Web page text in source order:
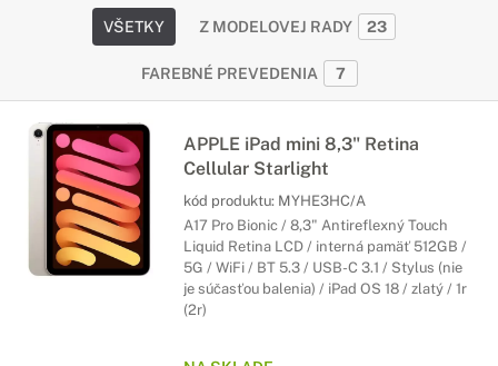
VŠETKY Z MODELOVEJ RADY 23
FAREBNÉ PREVEDENIA 7
APPLE iPad mini 8,3" Retina
Cellular Starlight
kód produktu: MYHE3HC/A
A17 Pro Bionic / 8,3" Antireflexný Touch
Liquid Retina LCD / interná pamäť 512GB /
5G / WiFi / BT 5.3 / USB-C 3.1 / Stylus (nie
je súčasťou balenia) / iPad OS 18 / zlatý / 1r
(2r)